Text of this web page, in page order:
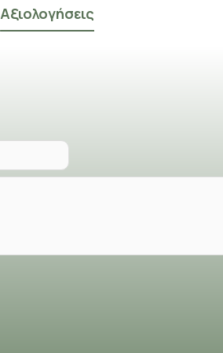
Αξιολογήσεις